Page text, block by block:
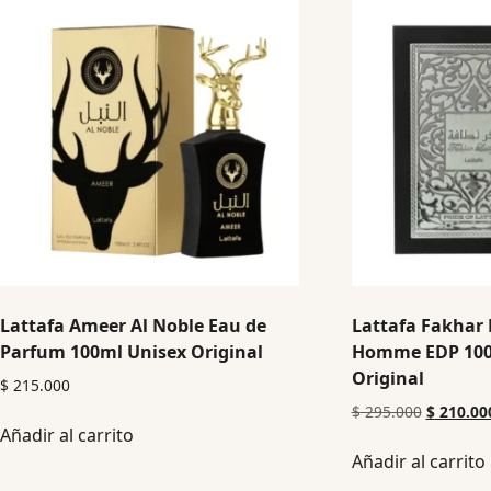
Lattafa Ameer Al Noble Eau de
Parfum 100ml Unisex Original
$ 215.000
Añadir al carrito
Lattafa Fakhar
Homme EDP
Original
$295.000 $
Añadir al carrito